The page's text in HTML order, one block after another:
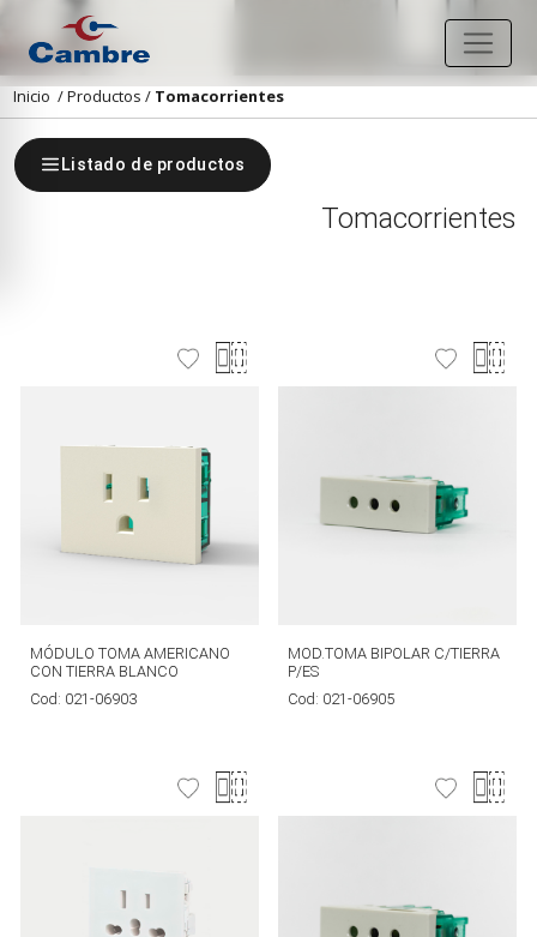
Inicio /Productos / Tomacorrientes
Listado de productos
Tomacorrientes
MÓDULO TOMA AMERICANO
CON TIERRA BLANCO
Cod: 021-06903
MOD.TOMA BIPOLAR C/TIERRA
P/ES
Cod: 021-06905